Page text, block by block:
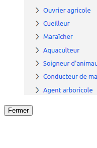
Fermer